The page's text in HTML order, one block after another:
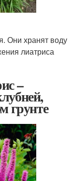
Они хранят воду
лиатриса
–
грунте